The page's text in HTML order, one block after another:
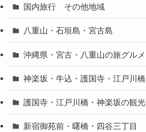
国内旅行 その他地域
八重山・石垣島・宮古島
沖縄県・宮古・八重山の旅グルメ
神楽坂・牛込・護国寺・江戸川橋
護国寺・江戸川橋・神楽坂の観光
新宿御苑前・曙橋・四谷三丁目